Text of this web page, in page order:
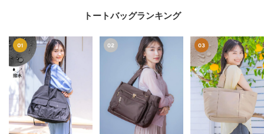
トートバッグランキング